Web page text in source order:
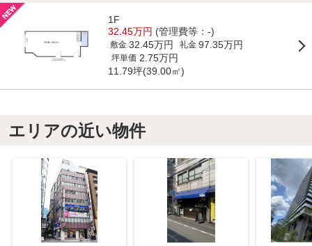
1F
32.45万円 (管理費等：-)
敷金 32.45万円 礼金 97.35万円
坪単価 2.75万円
11.79坪(39.00㎡)
エリアの近い物件